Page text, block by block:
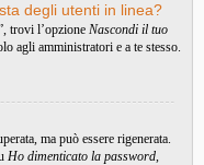
degli utenti in linea?
trovi l’opzione Nascondi il tuo
agli amministratori e a te stesso.
ma può essere rigenerata.
Ho dimenticato la password,